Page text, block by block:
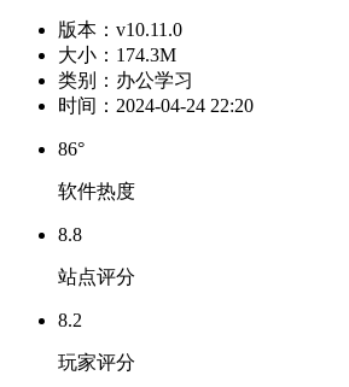
版本： v10.11.0
大小： 174.3M
类别： 办公学习
时间： 2024-04-24 22:20
86°
软件热度
8.8
站点评分
8.2
玩家评分